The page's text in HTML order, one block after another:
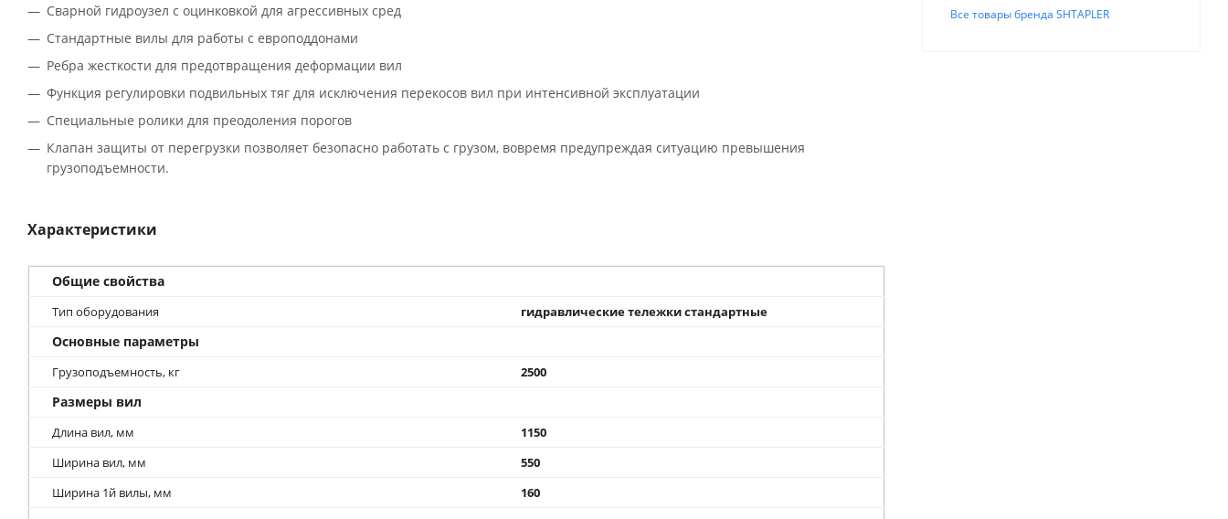
Сварной гидроузел с оцинковкой для агрессивных сред
Стандартные вилы для работы с европоддонами
Ребра жесткости для предотвращения деформации вил
Функция регулировки подвильных тяг для исключения перекосов вил при интенсивной эксплуатации
Специальные ролики для преодоления порогов
Клапан защиты от перегрузки позволяет безопасно работать с грузом, вовремя предупреждая ситуацию превышения
грузоподъемности.
Характеристики
Общие свойства
Тип оборудования гидравлические тележки стандартные
Основные параметры
Грузоподъемность, кг 2500
Размеры вил
Длина вил, мм
1150
Ширина вил, мм
550
Ширина 1й вилы, мм
160
Все товары бренда SHTAPLER